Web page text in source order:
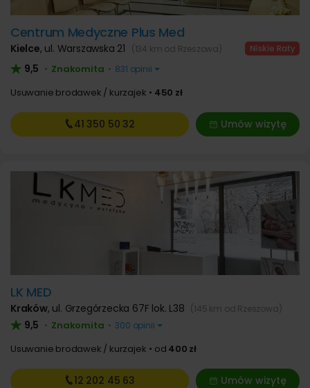
Centrum Medyczne Plus Med
Kielce, ul. Warszawska 21 (134 km od Rzeszowa)
9,5 • Znakomita • 831 opinii
Usuwanie brodawek / kurzajek 450 zł
Umów wizytę
41 350 50 32
LK MED
Kraków, ul. Grzegórzecka 67F lok. L38 (145 km od Rzeszowa)
9,5 • Znakomita • 300 opinii
Usuwanie brodawek / kurzajek od 400 zł
Umów wizytę
12 202 45 63